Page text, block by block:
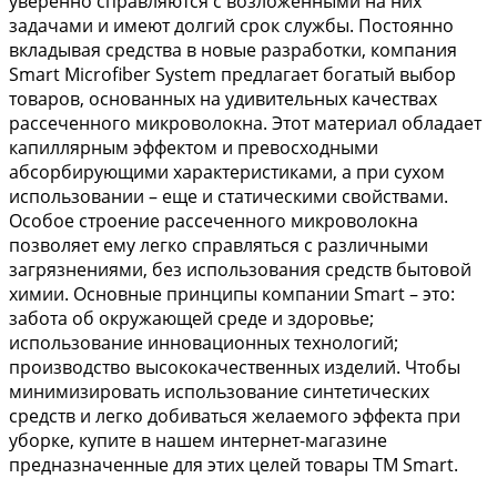
задачами и имеют долгий срок службы. Постоянно
вкладывая средства в новые разработки, компания
Smart Microfiber System предлагает богатый выбор
товаров, основанных на удивительных качествах
рассеченного микроволокна. Этот материал обладает
капиллярным эффектом и превосходными
абсорбирующими характеристиками, а при сухом
использовании – еще и статическими свойствами.
Особое строение рассеченного микроволокна
позволяет ему легко справляться с различными
загрязнениями, без использования средств бытовой
химии. Основные принципы компании Smart – это:
забота об окружающей среде и здоровье;
использование инновационных технологий;
производство высококачественных изделий. Чтобы
минимизировать использование синтетических
средств и легко добиваться желаемого эффекта при
уборке, купите в нашем интернет-магазине
предназначенные для этих целей товары ТМ Smart.